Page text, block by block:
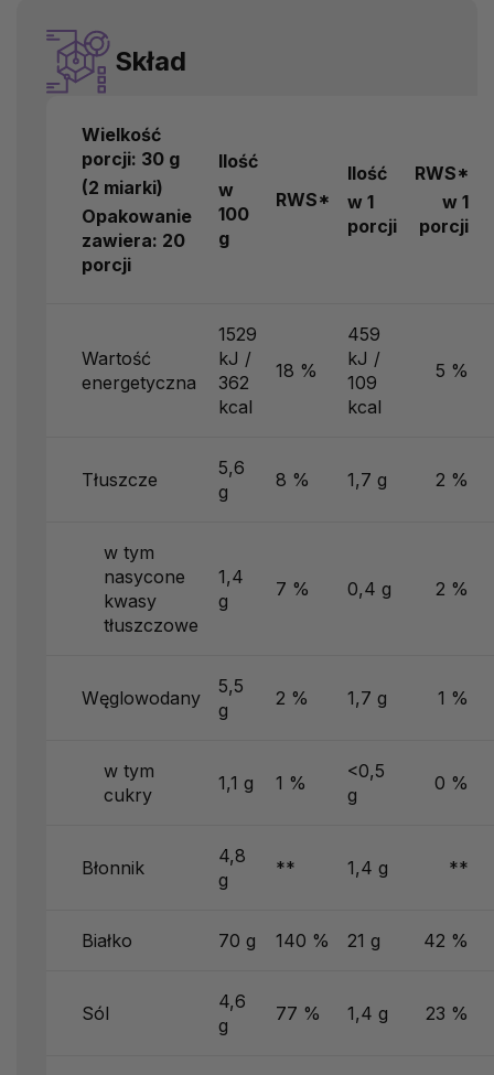
Skład
Wielkość
porcji: 30 g
(2 miarki)
Opakowanie
zawiera: 20
porcji
Ilość
w
100
g
RWS*
Ilość
w 1
porcji
RWS*
w 1
porcji
Wartość
energetyczna
1529
kJ /
362
kcal
18 %
459
kJ /
109
kcal
5 %
Tłuszcze
5,6
g
8 % 1,7 g 2 %
w tym
nasycone
kwasy
tłuszczowe
1,4
g
7 % 0,4 g 2 %
Węglowodany
5,5
g
2 % 1,7 g 1 %
w tym
cukry
1,1 g 1 %
<0,5
g
0 %
Błonnik
4,8
g
** 1,4 g **
Białko 70 g 140 % 21 g 42 %
Sól
4,6
g
77 % 1,4 g 23 %